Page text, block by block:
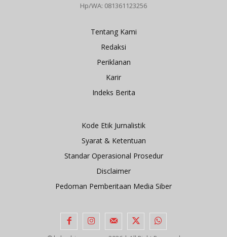
Hp/WA: 081361123256
Tentang Kami
Redaksi
Periklanan
Karir
Indeks Berita
Kode Etik Jurnalistik
Syarat & Ketentuan
Standar Operasional Prosedur
Disclaimer
Pedoman Pemberitaan Media Siber